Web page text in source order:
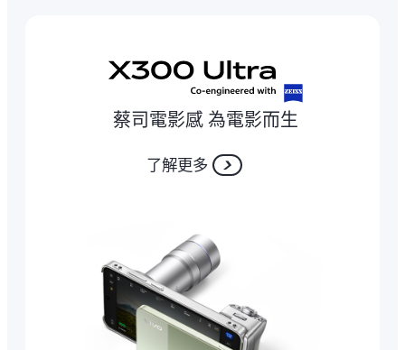
蔡司電影感 為電影而生
了解更多